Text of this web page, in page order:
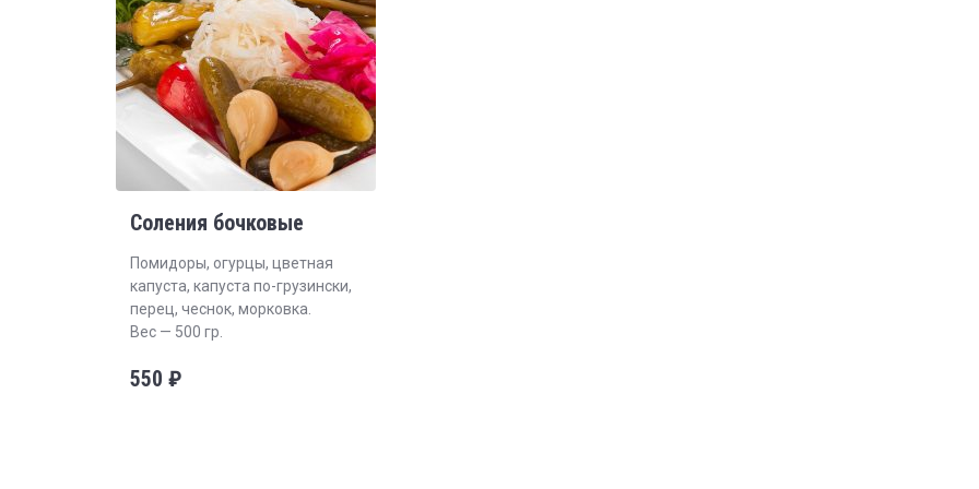
Соления бочковые
Помидоры, огурцы, цветная
капуста, капуста по-грузински,
перец, чеснок, морковка.
Вес — 500 гр.
550 ₽